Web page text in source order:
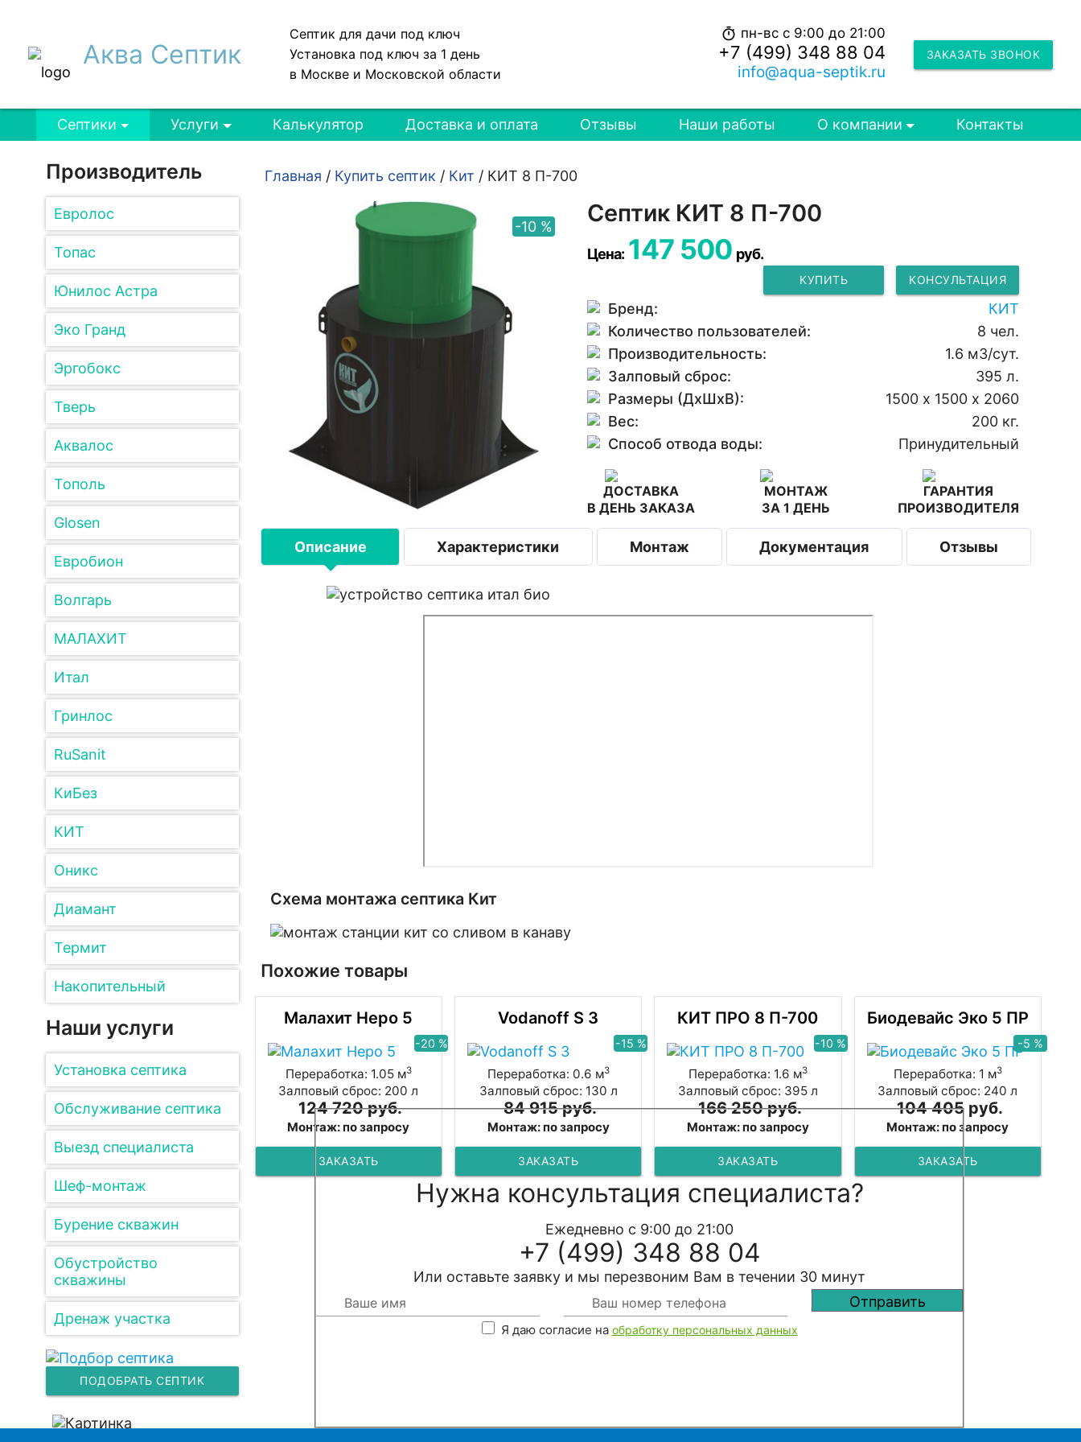
Аква Септик
Септик для дачи под ключ
Установка под ключ за 1 день
в Москве и Московской области
ЗАКАЗАТЬ ЗВОНОК
timer пн-вс с 9:00 до 21:00
+7 (499) 348 88 04
info@aqua-septik.ru
Септики Услуги Калькулятор Доставка и оплата Отзывы Наши работы О компании Контакты
Производитель
Евролос
Топас
Юнилос Астра
Эко Гранд
Эргобокс
Тверь
Аквалос
Тополь
Glosen
Евробион
Волгарь
МАЛАХИТ
Итал
Гринлос
RuSanit
КиБез
КИТ
Оникс
Диамант
Термит
Накопительный
Наши услуги
Установка септика
Обслуживание септика
Выезд специалиста
Шеф-монтаж
Бурение скважин
Обустройство
скважины
Дренаж участка
ПОДОБРАТЬ СЕПТИК
Главная / Купить септик / Кит / КИТ 8 П-700
-10 % Септик КИТ 8 П-700
Цена: 147 500 руб.
КУПИТЬ КОНСУЛЬТАЦИЯ
Бренд:
КИТ
Количество пользователей:
8 чел.
Производительность:
1.6 м3/сут.
Залповый сброс:
395 л.
Размеры (ДхШхВ):
1500 х 1500 х 2060
Вес:
200 кг.
Способ отвода воды:
Принудительный
ДОСТАВКА
В ДЕНЬ ЗАКАЗА
МОНТАЖ
ЗА 1 ДЕНЬ
ГАРАНТИЯ
ПРОИЗВОДИТЕЛЯ
Описание Характеристики Монтаж Документация Отзывы
Схема монтажа септика Кит
Похожие товары
Малахит Неро 5
-20 %
Переработка: 1.05 м3
Залповый сброс: 200 л
124 720 руб.
Монтаж: по запросу
ЗАКАЗАТЬ
Vodanoff S 3
-15 %
Переработка: 0.6 м3
Залповый сброс: 130 л
84 915 руб.
Монтаж: по запросу
ЗАКАЗАТЬ
КИТ ПРО 8 П-700
-10 %
Переработка: 1.6 м3
Залповый сброс: 395 л
166 250 руб.
Монтаж: по запросу
ЗАКАЗАТЬ
Биодевайс Эко 5 ПР
-5 %
Переработка: 1 м3
Залповый сброс: 240 л
104 405 руб.
Монтаж: по запросу
ЗАКАЗАТЬ
Нужна консультация специалиста?
Ежедневно с 9:00 до 21:00
+7 (499) 348 88 04
Или оставьте заявку и мы перезвоним Вам в течении 30 минут
Я даю согласие на обработку персональных данных